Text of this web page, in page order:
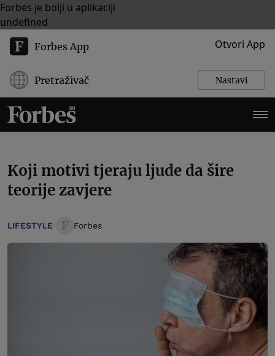
Forbes je bolji u aplikaciji
undefined
Forbes App Otvori App
Pretraživač Nastavi
Koji motivi tjeraju ljude da šire
teorije zavjere
LIFESTYLE Forbes